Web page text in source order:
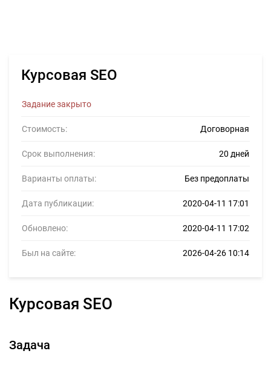
Курсовая SEO
Задание закрыто
Стоимость: Договорная
Срок выполнения: 20 дней
Варианты оплаты: Без предоплаты
Дата публикации: 2020-04-11 17:01
Обновлено: 2020-04-11 17:02
Был на сайте: 2026-04-26 10:14
Курсовая SEO
Задача